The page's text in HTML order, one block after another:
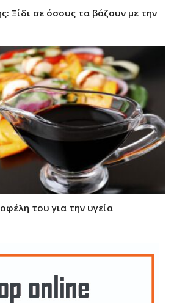
Ξίδι σε όσους τα βάζουν με την
του για την υγεία